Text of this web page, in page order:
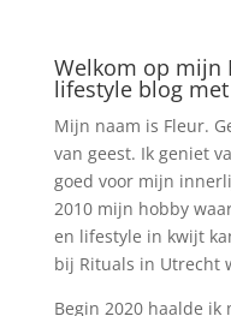
Welkom op mijn
lifestyle blog
Mijn naam is Fleur.
van geest. Ik geniet
goed voor mijn
2010 mijn hobby
en lifestyle in kwijt
bij Rituals in Utrecht
Begin 2020 haalde